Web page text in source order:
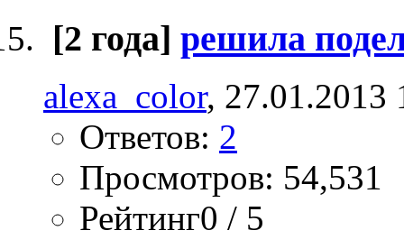
[2 года] решила
alexa_color, 27.01.2013
Ответов: 2
Просмотров: 54,531
Рейтинг0 / 5